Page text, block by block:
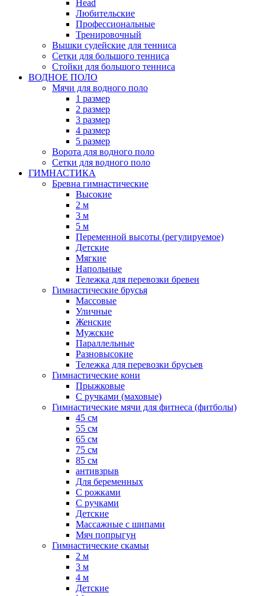
Head
Любительские
Профессиональные
Тренировочный
Вышки судейские для тенниса
Сетки для большого тенниса
Стойки для большого тенниса
ВОДНОЕ ПОЛО
Мячи для водного поло
1 размер
2 размер
3 размер
4 размер
5 размер
Ворота для водного поло
Сетки для водного поло
ГИМНАСТИКА
Бревна гимнастические
Высокие
2 м
3 м
5 м
Переменной высоты (регулируемое)
Детские
Мягкие
Напольные
Тележка для перевозки бревен
Гимнастические брусья
Массовые
Уличные
Женские
Мужские
Параллельные
Разновысокие
Тележка для перевозки брусьев
Гимнастические кони
Прыжковые
С ручками (маховые)
Гимнастические мячи для фитнеса (фитболы)
45 см
55 см
65 см
75 см
85 см
антивзрыв
Для беременных
С рожками
С ручками
Детские
Массажные с шипами
Мяч попрыгун
Гимнастические скамьи
2 м
3 м
4 м
Детские